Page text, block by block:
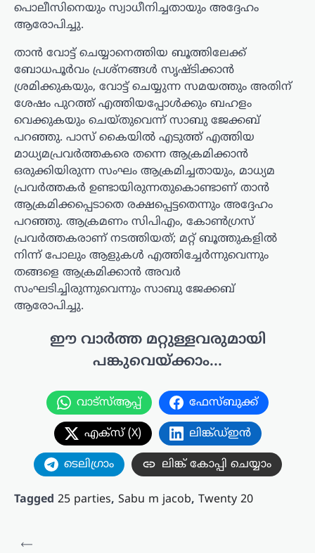
പൊലീസിനെയും സ്വാധീനിച്ചതായും അദ്ദേഹം
ആരോപിച്ചു.
താൻ വോട്ട് ചെയ്യാനെത്തിയ ബൂത്തിലേക്ക്
ബോധപൂർവം പ്രശ്നങ്ങൾ സൃഷ്ടിക്കാൻ
ശ്രമിക്കുകയും, വോട്ട് ചെയ്യുന്ന സമയത്തും അതിന്
ശേഷം പുറത്ത് എത്തിയപ്പോൾക്കും ബഹളം
വെക്കുകയും ചെയ്തുവെന്ന് സാബു ജേക്കബ്
പറഞ്ഞു. പാസ് കൈയിൽ എടുത്ത് എത്തിയ
മാധ്യമപ്രവർത്തകരെ തന്നെ ആക്രമിക്കാൻ
ഒരുക്കിയിരുന്ന സംഘം ആക്രമിച്ചതായും, മാധ്യമ
പ്രവർത്തകർ ഉണ്ടായിരുന്നതുകൊണ്ടാണ് താൻ
ആക്രമിക്കപ്പെടാതെ രക്ഷപ്പെട്ടതെന്നും അദ്ദേഹം
പറഞ്ഞു. ആക്രമണം സിപിഎം, കോൺഗ്രസ്
പ്രവർത്തകരാണ് നടത്തിയത്; മറ്റ് ബൂത്തുകളിൽ
നിന്ന് പോലും ആളുകൾ എത്തിച്ചേർന്നുവെന്നും
തങ്ങളെ ആക്രമിക്കാൻ അവർ
സംഘടിച്ചിരുന്നുവെന്നും സാബു ജേക്കബ്
ആരോപിച്ചു.
ഈ വാർത്ത മറ്റുള്ളവരുമായി
പങ്കുവെയ്ക്കാം...
വാട്സ്ആപ്പ് ഫേസ്ബുക്ക്
എക്സ് (X) ലിങ്ക്ഡ്ഇൻ
ടെലിഗ്രാം ലിങ്ക് കോപ്പി ചെയ്യാം
Tagged 25 parties, Sabu m jacob, Twenty 20
പോസ്റ്റുകളിലൂടെ
⟵